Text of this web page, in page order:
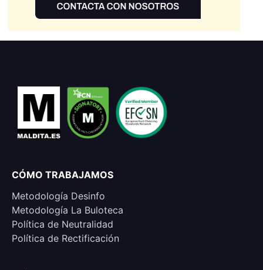
CÓMO TRABAJAMOS
Metodología Desinfo
Metodología La Buloteca
Política de Neutralidad
Política de Rectificación